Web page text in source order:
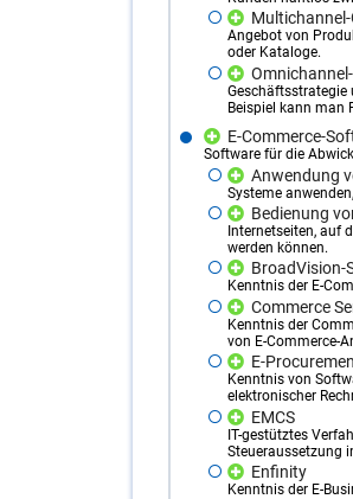
Angebot von
oder Kataloge.
Geschäftsstrategie
Beispiel kann man
E-Commerce-
Software für die
Anwendung
Systeme
Bedienung
Internetseiten, auf
werden können.
BroadVision-
Kenntnis der E-
Commerce
Kenntnis der
von E-Commerce-
E-
Kenntnis von
elektronischer
EMCS
IT-gestütztes
Steueraussetzung
Enfinity
Kenntnis der E-